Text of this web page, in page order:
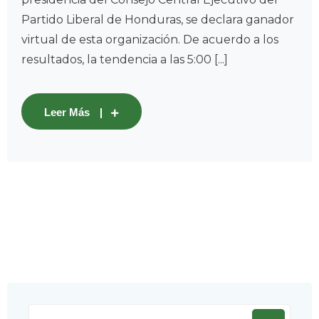
Partido Liberal de Honduras, se declara ganador
virtual de esta organización. De acuerdo a los
resultados, la tendencia a las 5:00 [...]
Leer Más